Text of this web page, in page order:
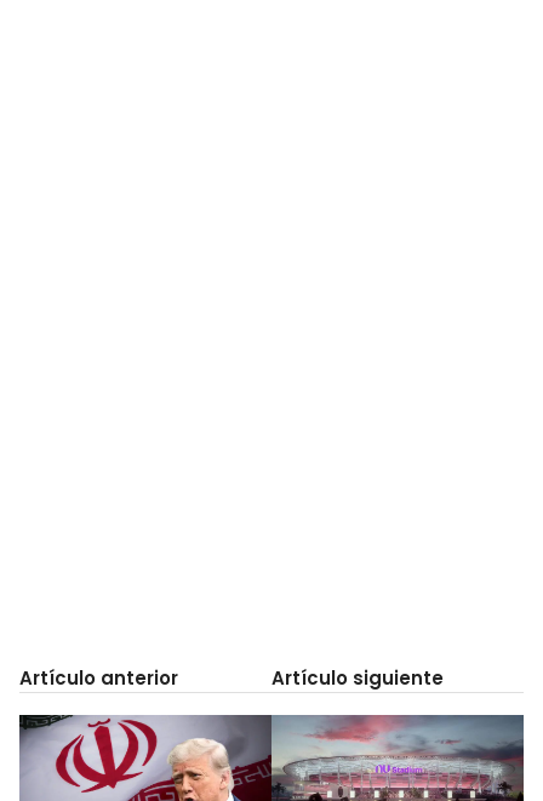
Artículo anterior Artículo siguiente